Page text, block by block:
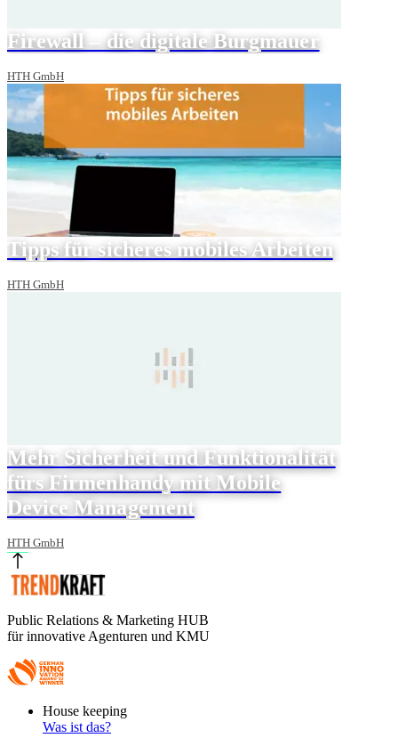
Firewall – die digitale Burgmauer
HTH GmbH
Tipps für sicheres mobiles Arbeiten
HTH GmbH
Mehr Sicherheit und Funktionalität
fürs Firmenhandy mit Mobile
Device Management
HTH GmbH
Public Relations & Marketing HUB
für innovative Agenturen und KMU
FooterHouse keeping
Was ist das?